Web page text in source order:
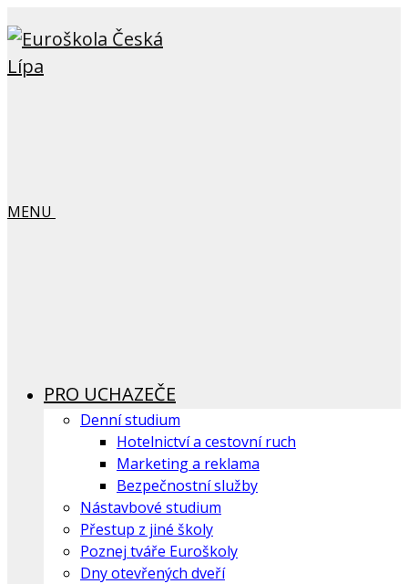
MENU
PRO UCHAZEČE
Denní studium
Hotelnictví a cestovní ruch
Marketing a reklama
Bezpečnostní služby
Nástavbové studium
Přestup z jiné školy
Poznej tváře Euroškoly
Dny otevřených dveří